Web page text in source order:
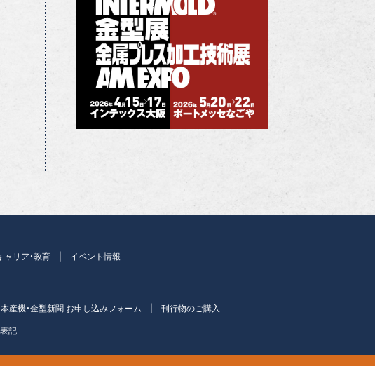
ャリア・教育 イベント情報
本産機・金型新聞 お申し込みフォーム 刊行物のご購入
記